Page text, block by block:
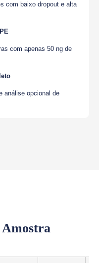
com baixo dropout e alta
com apenas 50 ng de
análise opcional de
Amostra